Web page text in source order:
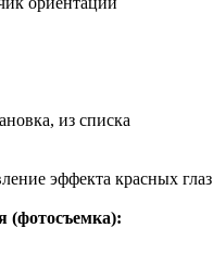
из списка
эффекта красных глаз
(фотосъемка):